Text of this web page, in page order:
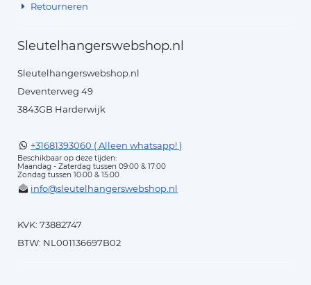
Retourneren
Sleutelhangerswebshop.nl
Sleutelhangerswebshop.nl
Deventerweg 49
3843GB Harderwijk
+31681393060 ( Alleen whatsapp! )
Beschikbaar op deze tijden:
Maandag - Zaterdag tussen 09:00 & 17:00
Zondag tussen 10:00 & 15:00
info@sleutelhangerswebshop.nl
KVK: 73882747
BTW: NL001136697B02